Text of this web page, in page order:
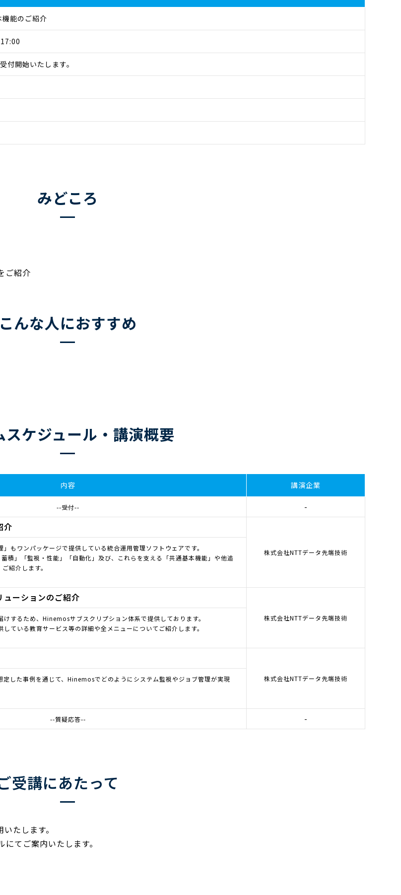
能のご紹介
付開始いたします。
みどころ
ご紹介
こんな人におすすめ
スケジュール・講演概要
内容 講演企業
--受付-- -
介
株式会社NTTデータ先端技術
もワンパッケージで提供している統合運用管理ソフトウェアです。
積」「監視・性能」「自動化」及び、これらを支える「共通基本機能」や他追
紹介します。
ーションのご紹介
株式会社NTTデータ先端技術
するため、Hinemosサブスクリプション体系で提供しております。
ている教育サービス等の詳細や全メニューについてご紹介します。
株式会社NTTデータ先端技術
した事例を通じて、Hinemosでどのようにシステム監視やジョブ管理が実現
--質疑応答-- -
受講にあたって
たします。
てご案内いたします。